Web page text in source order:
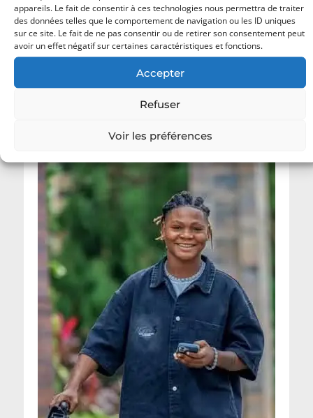
appareils. Le fait de consentir à ces technologies nous permettra de traiter
des données telles que le comportement de navigation ou les ID uniques
sur ce site. Le fait de ne pas consentir ou de retirer son consentement peut
avoir un effet négatif sur certaines caractéristiques et fonctions.
Accepter
Refuser
Voir les préférences
Championnat National Scolaire 2026 : les